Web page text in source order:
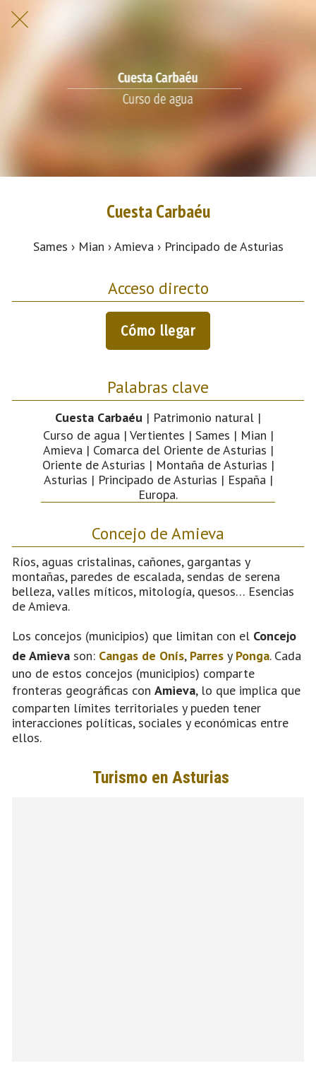
Cuesta Carbaéu
Sames › Mian › Amieva › Principado de Asturias
Acceso directo
Cómo llegar
Palabras clave
Cuesta Carbaéu | Patrimonio natural |
Curso de agua | Vertientes | Sames | Mian |
Amieva | Comarca del Oriente de Asturias |
Oriente de Asturias | Montaña de Asturias |
Asturias | Principado de Asturias | España |
Europa.
Concejo de Amieva
Ríos, aguas cristalinas, cañones, gargantas y
montañas, paredes de escalada, sendas de serena
belleza, valles míticos, mitología, quesos… Esencias
de Amieva.
Los concejos (municipios) que limitan con el Concejo
de Amieva son: Cangas de Onís, Parres y Ponga. Cada
uno de estos concejos (municipios) comparte
fronteras geográficas con Amieva, lo que implica que
comparten límites territoriales y pueden tener
interacciones políticas, sociales y económicas entre
ellos.